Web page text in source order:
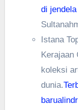
di
Istana
Kerajaan
koleksi
dunia.
baru